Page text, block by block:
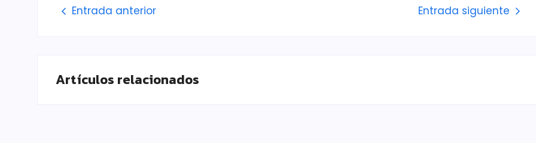
Entrada anterior Entrada siguiente
Artículos relacionados